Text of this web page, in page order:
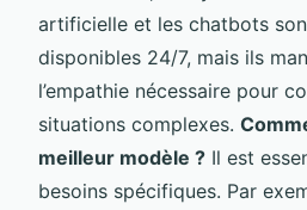
artificielle et les chatbots
disponibles 24/7, mais ils
l’empathie nécessaire pour
situations complexes.
meilleur modèle ? Il est
besoins spécifiques. Par